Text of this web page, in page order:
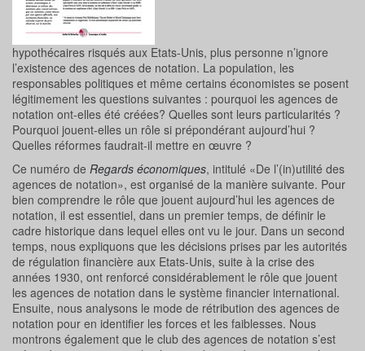
hypothécaires risqués aux Etats-Unis, plus personne n’ignore
l’existence des agences de notation. La population, les
responsables politiques et même certains économistes se posent
légitimement les questions suivantes : pourquoi les agences de
notation ont-elles été créées? Quelles sont leurs particularités ?
Pourquoi jouent-elles un rôle si prépondérant aujourd’hui ?
Quelles réformes faudrait-il mettre en œuvre ?
Ce numéro de Regards économiques, intitulé «De l’(in)utilité des
agences de notation», est organisé de la manière suivante. Pour
bien comprendre le rôle que jouent aujourd’hui les agences de
notation, il est essentiel, dans un premier temps, de définir le
cadre historique dans lequel elles ont vu le jour. Dans un second
temps, nous expliquons que les décisions prises par les autorités
de régulation financière aux Etats-Unis, suite à la crise des
années 1930, ont renforcé considérablement le rôle que jouent
les agences de notation dans le système financier international.
Ensuite, nous analysons le mode de rétribution des agences de
notation pour en identifier les forces et les faiblesses. Nous
montrons également que le club des agences de notation s’est